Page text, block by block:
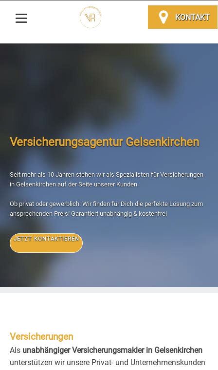
KONTAKT
Versicherungsagentur Gelsenkirchen
Seit mehr als 10 Jahren stehen wir als Spezialisten für Versicherungen
in Gelsenkirchen auf der Seite unserer Kunden.
Ob privat oder gewerblich: Wir finden für Dich die perfekte Lösung zum
ansprechenden Preis! Garantiert unabhängig & kostenfrei
JETZT KONTAKTIEREN
Versicherungen
Als unabhängiger Versicherungsmakler in Gelsenkirchen
unterstützen wir unsere Privat- und Unternehmenskunden